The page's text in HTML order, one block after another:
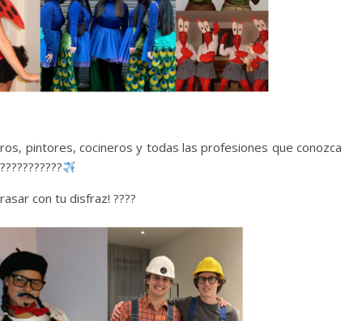
pintores, cocineros y todas las profesiones que
con tu disfraz! ????